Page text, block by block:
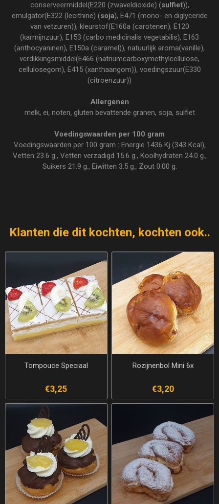
conserveermiddel(E220 (zwaveldioxide) (sulfiet)),
emulgator(E322 (lecithine) (soja), E471 (mono- en diglyceride
van vetzuren)), kleurstof(E160a (carotenen), E120
(karmijnzuur), E153 (carbo medicinalis vegetabilis), E163
(anthocyaninen), E150a (caramel)), natuurlijk aroma(vanille),
verdikkingsmiddel(E466 (natriumcarboxymethylcellulose,
cellulosegom), E415 (xanthaangom)), voedingszuur(E330
(citroenzuur))
Allergenen
melk, ei, noten, gluten bevattende granen, soja, sulfiet
Voedingswaarden per 100 gram
Voedingswaarden per 100 gram : Energie 1436 Kj (343 Kcal),
Vetten 23.6 g., Vetten verzadigd 15.6 g., Koolhydraten 24.0 g.,
Suikers 21.9 g., Eiwitten 3.5 g., Zout 0.00 g.
Klanten die dit kochten, kochten ook..
Tompouce Speciaal
€3,25
Rozijnenbol Mini 6x
€3,20